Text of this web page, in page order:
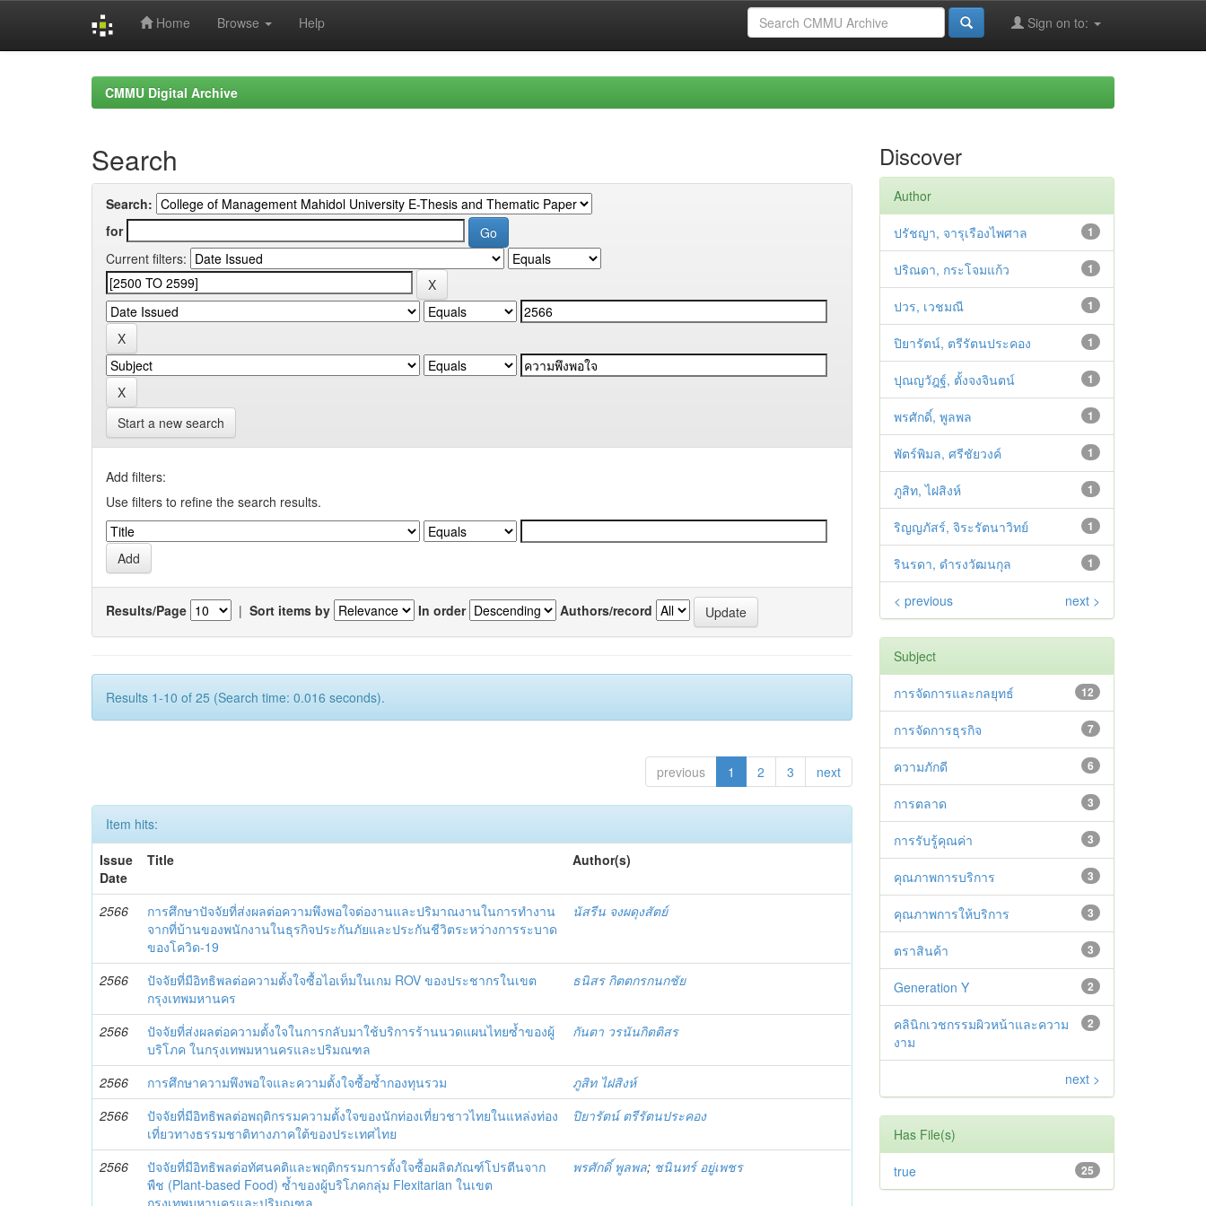
Home Browse Help Sign on to:
CMMU Digital Archive
Search
Search:
for
Current filters:
Start a new search
Add filters:
Use filters to refine the search results.
Results/Page | Sort items by In order Authors/record
Results 1-10 of 25 (Search time: 0.016 seconds).
previous 1 2 3 next
Item hits:
Issue
Date
Title Author(s)
2566
การศึกษาปัจจัยที่ส่งผลต่อความพึงพอใจต่องานและปริมาณงานในการทำงาน
จากที่บ้านของพนักงานในธุรกิจประกันภัยและประกันชีวิตระหว่างการระบาด
ของโควิด-19
นัสรีน จงผดุงสัตย์
2566
ปัจจัยที่มีอิทธิพลต่อความตั้งใจซื้อไอเท็มในเกม ROV ของประชากรในเขต
กรุงเทพมหานคร
ธนิสร กิตตกรกนกชัย
2566
ปัจจัยที่ส่งผลต่อความตั้งใจในการกลับมาใช้บริการร้านนวดแผนไทยซ้ำของผู้
บริโภค ในกรุงเทพมหานครและปริมณฑล
กันตา วรนันกิตติสร
2566 การศึกษาความพึงพอใจและความตั้งใจซื้อซ้ำกองทุนรวม
ภูสิท ไฝสิงห์
2566
ปัจจัยที่มีอิทธิพลต่อพฤติกรรมความตั้งใจของนักท่องเที่ยวชาวไทยในแหล่งท่อง
เที่ยวทางธรรมชาติทางภาคใต้ของประเทศไทย
ปิยารัตน์ ตรีรัตนประคอง
2566
ปัจจัยที่มีอิทธิพลต่อทัศนคติและพฤติกรรมการตั้งใจซื้อผลิตภัณฑ์โปรตีนจาก
พืช (Plant-based Food) ซ้ำของผู้บริโภคกลุ่ม Flexitarian ในเขต
กรุงเทพมหานครและปริมณฑล
พรศักดิ์ พูลพล; ชนินทร์ อยู่เพชร
Discover
Author
1
ปรัชญา, จารุเรืองไพศาล
1
ปริณดา, กระโจมแก้ว
1
ปวร, เวชมณี
1
ปิยารัตน์, ตรีรัตนประคอง
1
ปุณญวัฎฐ์, ตั้งจงจินตน์
1
พรศักดิ์, พูลพล
1
พัตร์พิมล, ศรีชัยวงค์
1
ภูสิท, ไฝสิงห์
1
ริญญภัสร์, จิระรัตนาวิทย์
1
รินรดา, ดำรงวัฒนกุล
< previous next >
Subject
12
การจัดการและกลยุทธ์
7
การจัดการธุรกิจ
6
ความภักดี
3
การตลาด
3
การรับรู้คุณค่า
3
คุณภาพการบริการ
3
คุณภาพการให้บริการ
3
ตราสินค้า
2
Generation Y
2
คลินิกเวชกรรมผิวหน้าและความ
งาม
next >
Has File(s)
25
true